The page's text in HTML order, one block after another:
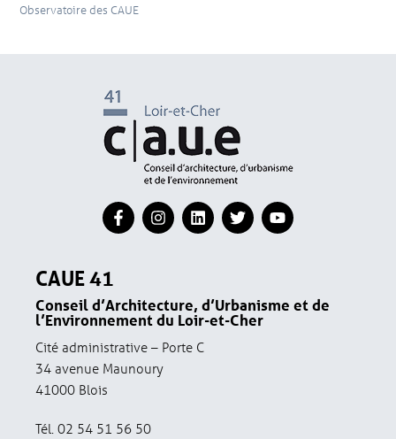
Observatoire des CAUE
CAUE 41
Conseil d’Architecture, d’Urbanisme et de
l’Environnement du Loir-et-Cher
Cité administrative – Porte C
34 avenue Maunoury
41000 Blois
Tél. 02 54 51 56 50